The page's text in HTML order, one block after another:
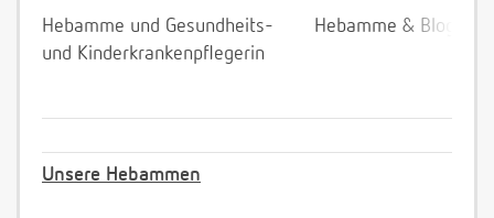
Hebamme und Gesundheits-
und Kinderkrankenpflegerin
Hebamme &
Unsere Hebammen